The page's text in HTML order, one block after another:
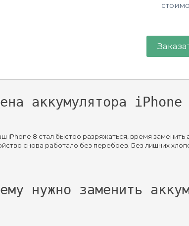
аккумулятора iPhone
iPhone 8 стал быстро разряжаться, время
снова работало без перебоев. Без лишних
нужно заменить